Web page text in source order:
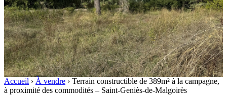
Accueil › À vendre › Terrain constructible de 389m² à la campagne,
à proximité des commodités – Saint-Geniès-de-Malgoirès